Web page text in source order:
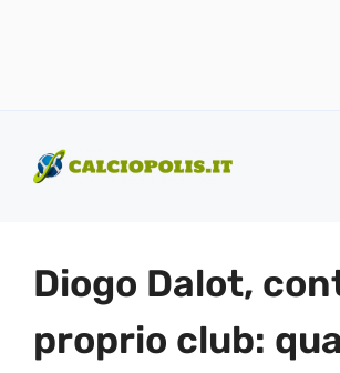
contenuto
Diogo Dalot,
proprio club: